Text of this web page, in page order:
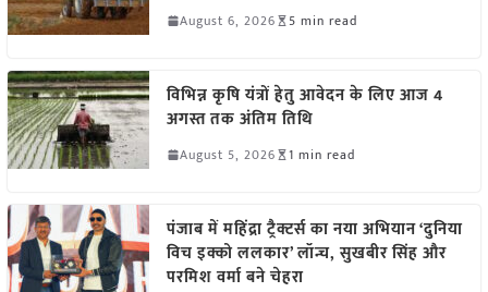
August 6, 2026 5 min read
विभिन्न कृषि यंत्रों हेतु आवेदन के लिए आज 4
अगस्त तक अंतिम तिथि
August 5, 2026 1 min read
पंजाब में महिंद्रा ट्रैक्टर्स का नया अभियान ‘दुनिया
विच इक्को ललकार’ लॉन्च, सुखबीर सिंह और
परमिश वर्मा बने चेहरा